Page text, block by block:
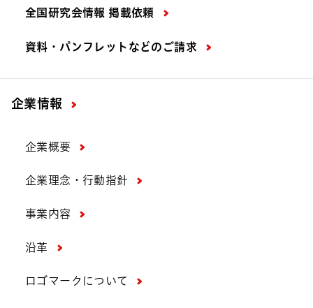
全国研究会情報 掲載依頼
資料・パンフレットなどの ご請求
企業情報
企業概要
企業理念・行動指針
事業内容
沿革
ロゴマークについて